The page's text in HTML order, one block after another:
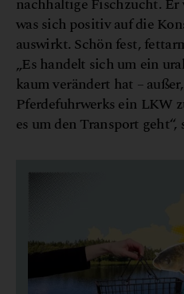
was sich positiv auf die
auswirkt. Schön fest,
„Es handelt sich um ein
kaum verändert hat –
Pferdefuhrwerks ein LKW
es um den Transport